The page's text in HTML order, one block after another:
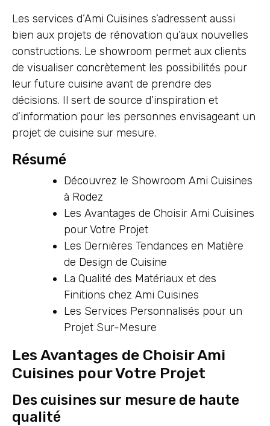
Les services d’Ami Cuisines s’adressent aussi
bien aux projets de rénovation qu’aux nouvelles
constructions. Le showroom permet aux clients
de visualiser concrètement les possibilités pour
leur future cuisine avant de prendre des
décisions. Il sert de source d’inspiration et
d’information pour les personnes envisageant un
projet de cuisine sur mesure.
Résumé
Découvrez le Showroom Ami Cuisines
à Rodez
Les Avantages de Choisir Ami Cuisines
pour Votre Projet
Les Dernières Tendances en Matière
de Design de Cuisine
La Qualité des Matériaux et des
Finitions chez Ami Cuisines
Les Services Personnalisés pour un
Projet Sur-Mesure
Les Avantages de Choisir Ami
Cuisines pour Votre Projet
Des cuisines sur mesure de haute
qualité